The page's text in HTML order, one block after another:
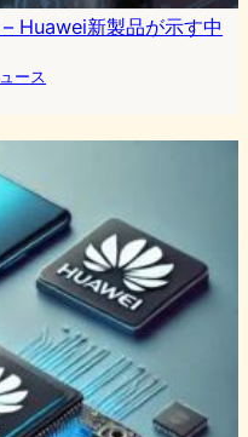
Huawei新製品が示す中
ース